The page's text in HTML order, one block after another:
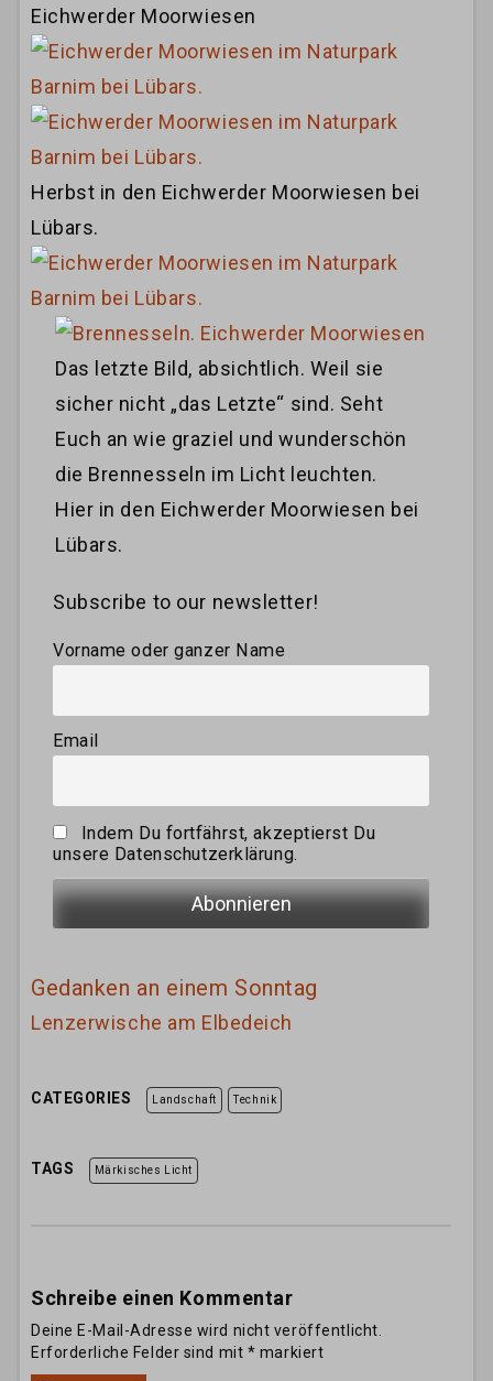
Eichwerder Moorwiesen
Herbst in den Eichwerder Moorwiesen bei
Lübars.
Das letzte Bild, absichtlich. Weil sie
sicher nicht „das Letzte“ sind. Seht
Euch an wie graziel und wunderschön
die Brennesseln im Licht leuchten.
Hier in den Eichwerder Moorwiesen bei
Lübars.
Subscribe to our newsletter!
Vorname oder ganzer Name
Email
Indem Du fortfährst, akzeptierst Du
unsere Datenschutzerklärung.
Gedanken an einem Sonntag
Lenzerwische am Elbedeich
CATEGORIES Landschaft Technik
TAGS Märkisches Licht
Schreibe einen Kommentar
Deine E-Mail-Adresse wird nicht veröffentlicht.
Erforderliche Felder sind mit * markiert